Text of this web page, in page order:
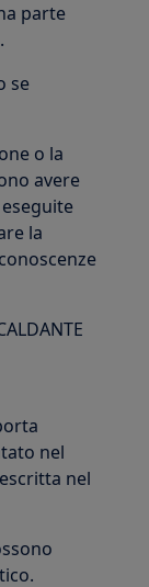
parte
se
o la
avere
la
nel
nel